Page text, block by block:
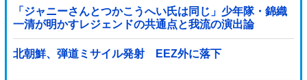
「ジャニーさんとつかこうへい氏は同じ」少年隊・錦織
一清が明かすレジェンドの共通点と我流の演出論
北朝鮮、弾道ミサイル発射 EEZ外に落下